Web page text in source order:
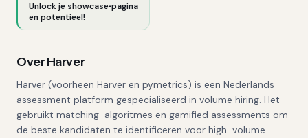
Unlock je showcase‑pagina
en potentieel!
OverHarver
Harver (voorheen Harver en pymetrics) is een Nederlands
assessment platform gespecialiseerd in volume hiring. Het
gebruikt matching-algoritmes en gamified assessments om
de beste kandidaten te identificeren voor high-volume